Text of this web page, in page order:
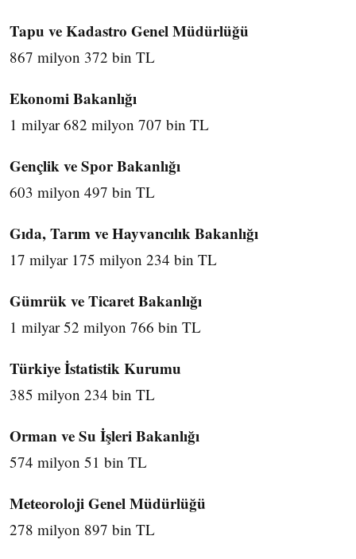
Tapu ve Kadastro Genel Müdürlüğü
867 milyon 372 bin TL
Ekonomi Bakanlığı
1 milyar 682 milyon 707 bin TL
Gençlik ve Spor Bakanlığı
603 milyon 497 bin TL
Gıda, Tarım ve Hayvancılık Bakanlığı
17 milyar 175 milyon 234 bin TL
Gümrük ve Ticaret Bakanlığı
1 milyar 52 milyon 766 bin TL
Türkiye İstatistik Kurumu
385 milyon 234 bin TL
Orman ve Su İşleri Bakanlığı
574 milyon 51 bin TL
Meteoroloji Genel Müdürlüğü
278 milyon 897 bin TL